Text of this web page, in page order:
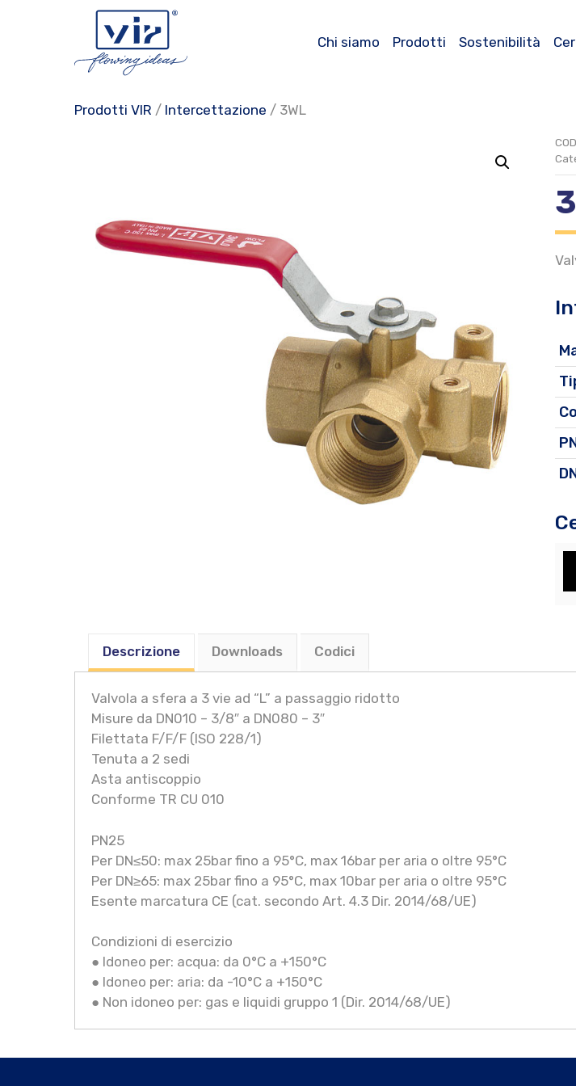
Chi siamo Prodotti Sostenibilità
Prodotti VIR / Intercettazione / 3WL
Descrizione Downloads Codici
Valvola a sfera a 3 vie ad “L” a passaggio ridotto
Misure da DN010 – 3/8″ a DN080 – 3″
Filettata F/F/F (ISO 228/1)
Tenuta a 2 sedi
Asta antiscoppio
Conforme TR CU 010
PN25
Per DN≤50: max 25bar fino a 95°C, max 16bar per aria o oltre 95°C
Per DN≥65: max 25bar fino a 95°C, max 10bar per aria o oltre 95°C
Esente marcatura CE (cat. secondo Art. 4.3 Dir. 2014/68/UE)
Condizioni di esercizio
● Idoneo per: acqua: da 0°C a +150°C
● Idoneo per: aria: da -10°C a +150°C
● Non idoneo per: gas e liquidi gruppo 1 (Dir. 2014/68/UE)